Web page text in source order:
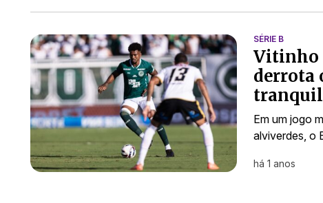
SÉRIE B
Vitinho
derrota
Em um jogo
alviverdes, o
há 1 anos